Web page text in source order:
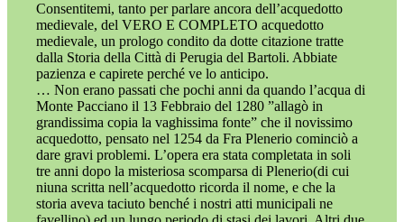
Consentitemi, tanto per parlare ancora dell’acquedotto
medievale, del VERO E COMPLETO acquedotto
medievale, un prologo condito da dotte citazione tratte
dalla Storia della Città di Perugia del Bartoli. Abbiate
pazienza e capirete perché ve lo anticipo.
… Non erano passati che pochi anni da quando l’acqua di
Monte Pacciano il 13 Febbraio del 1280 ”allagò in
grandissima copia la vaghissima fonte” che il novissimo
acquedotto, pensato nel 1254 da Fra Plenerio cominciò a
dare gravi problemi. L’opera era stata completata in soli
tre anni dopo la misteriosa scomparsa di Plenerio(di cui
niuna scritta nell’acquedotto ricorda il nome, e che la
storia aveva taciuto benché i nostri atti municipali ne